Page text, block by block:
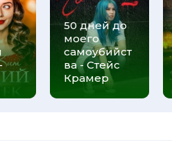
50 дней до
моего
самоубийст
ва - Стейс
Крамер
Гордин